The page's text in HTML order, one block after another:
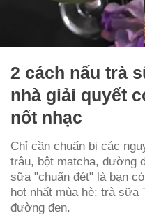
2 cách nấu trà
nhà giải quyết
nốt nhạc
Chỉ cần chuẩn bị các
trâu, bột matcha, đường
sữa "chuẩn đét" là bạn
hot nhất mùa hè: trà sữa
đường đen.